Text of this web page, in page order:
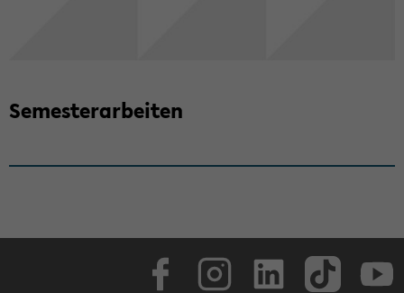
Se­mes­ter­ar­bei­ten
Face­book